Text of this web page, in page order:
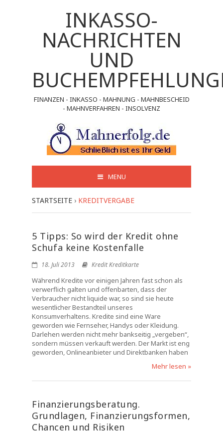
INKASSO-
NACHRICHTEN
UND
FINANZEN - INKASSO - MAHNUNG - MAHNBESCHEID
- MAHNVERFAHREN - INSOLVENZ
MENU
STARTSEITE › KREDITVERGABE
5 Tipps: So wird der Kredit ohne
Schufa keine Kostenfalle
18. Juli 2013 Kredit Kreditkarte
Während Kredite vor einigen Jahren fast schon als
verwerflich galten und offenbarten, dass der
Verbraucher nicht liquide war, so sind sie heute
wesentlicher Bestandteil unseres
Konsumverhaltens. Kredite sind eine Ware
geworden wie Fernseher, Handys oder Kleidung.
Darlehen werden nicht mehr bankseitig „vergeben“,
sondern müssen verkauft werden. Der Markt ist eng
geworden, Onlineanbieter und Direktbanken haben
Mehr lesen »
Finanzierungsberatung.
Grundlagen, Finanzierungsformen,
Chancen und Risiken